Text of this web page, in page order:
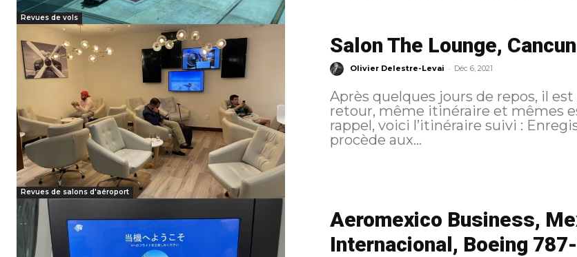
Revues de vols
Revues de salons d'aéroport
Salon The Lounge,
Olivier Delestre-Levai - Déc 6, 2021
Après quelques jours de repos, il
retour, même itinéraire et mêmes
rappel, voici l’itinéraire suivi : Enregistrement 48 heures avant le départ, je
procède aux...
Aeromexico Business,
Internacional, Boeing